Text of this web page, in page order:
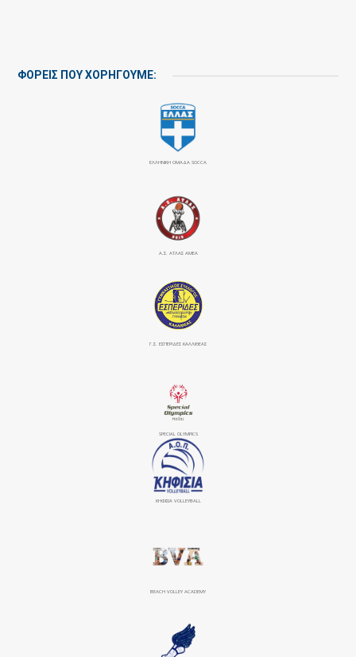
ΦΟΡΕΙΣ ΠΟΥ ΧΟΡΗΓΟΥΜΕ:
ΕΛΛΗΝΙΚΗ ΟΜΑΔΑ SOCCA
Α.Σ. ΑΤΛΑΣ ΑΜΕΑ
Γ.Σ. ΕΣΠΕΡΙΔΕΣ ΚΑΛΛΙΘΕΑΣ
SPECIAL OLYMPICS
ΚΗΦΙΣΙΆ VOLLEYBALL
BEACH VOLLEY ACADEMY